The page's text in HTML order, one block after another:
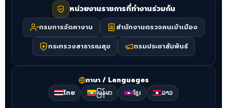
หน่วยงานราชการที่ทำงานร่วมกัน
กรมการจัดหางาน
สำนักงานตรวจคนเข้าเมือง
กระทรวงสาธารณสุข
กรมประชาสัมพันธ์
ภาษา / Languages
ไทย မြန်မာ ខ្មែរ ລາວ